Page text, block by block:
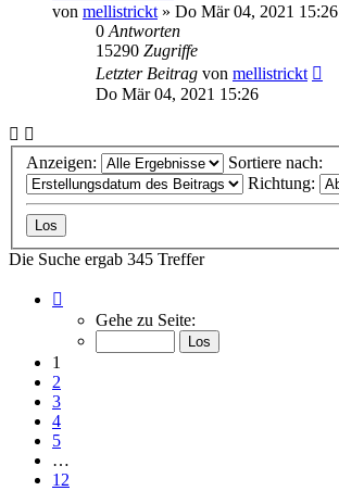
von mellistrickt » Do Mär 04, 2021 15:26
0 Antworten
15290 Zugriffe
Letzter Beitrag von mellistrickt
Do Mär 04, 2021 15:26
Anzeigen:
Sortiere nach:
Richtung:
Die Suche ergab 345 Treffer
von
Gehe zu Seite:
1
2
3
4
5
…
12